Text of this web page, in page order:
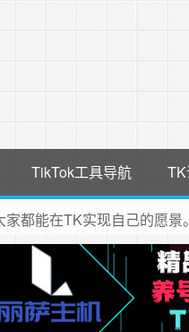
TikTok工具导航
家都能在TK实现自己的愿